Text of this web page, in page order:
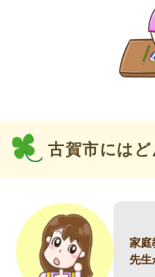
古賀市には
家庭
先生